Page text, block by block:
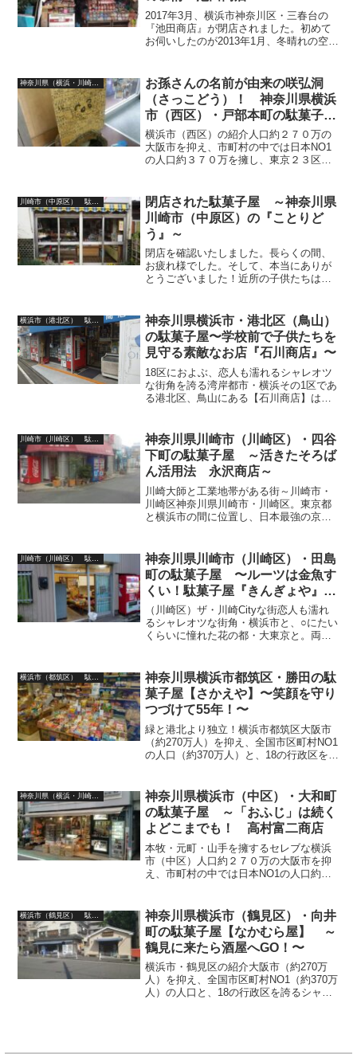
2017年3月、横浜市神奈川区・三春台の
『池田商店』が閉店されました。初めて
お伺いしたのが2013年1月、冬晴れの空気
しょ？（笑）』まず労いの言葉を掛けて
くださったおじ...
お孫さんの名前が由来の咲弘洞
（さっこどう）！ 神奈川県横浜
市（西区）・戸部本町の駄菓子
屋
横浜市（西区）の紹介人口約２７０万の
大阪市を抑え、市町村の中では日本NO1
の人口約３７０万を擁し、東京２３区に
描くイメージ通りのヨコハマ（＋中区で
パーペキです！）。ＪＲ...
閉店された駄菓子屋 ～神奈川県
川崎市（中原区）の『ことりど
う』～
閉店を確認いたしました。長らくの間、
お疲れ様でした。そして、本当にありが
とうございました！近所の子供たちはも
名店でしたね『ことりどう』のおじちゃ
ん・おばちゃんへのリスペ...
横浜市（港北区） 駄菓子屋
神奈川県横浜市・港北区（鳥山）
の駄菓子屋〜学校前で子供たちを
見守る素敵なお店『石川商店』〜
18区におよぶ、恋人も濡れるシャレオツ
な街角を誇る湾岸都市・横浜その1区であ
る港北区、鳥山にある【石川商店】は小
ブログ内の関連記事は下記より⏬️横浜
市・川崎市の駄菓子屋...
川崎市（川崎区） 駄菓子屋
神奈川県川崎市（川崎区）・四谷
下町の駄菓子屋 ～活きたそろば
ん活用法 永沢商店～
川崎大師と工業地帯がある街～川崎市・
川崎区神奈川県川崎市・川崎区。東京都
と横浜市の間に位置し、日本最強の京浜
宮前区・幸区・多摩区・麻生区・中原
区）の中核を担う街。海...
神奈川県川崎市（川崎区）・田島
町の駄菓子屋 〜ルーツは金魚す
くい！駄菓子屋『きんぎょや』再
訪録〜
（川崎区）ザ・川崎Cityな街恋人も濡れ
るシャレオツな街角・横浜市と、○にたい
くらいに憧れた花の都・大東京と。両隣
特の輝きをスパークさせ続ける神奈川県
下ナ...
横浜市（都筑区） 駄菓子屋
神奈川県横浜市都筑区・勝田の駄
菓子屋【さかえや】〜笑顔を守り
つづけて55年！〜
緑と港北より独立！横浜市都筑区大阪市
（約270万人）を抑え、全国市区町村NO1
の人口（約370万人）と、18の行政区を誇
【都筑郡】の名跡と、新たなる【都を筑
く（築く）】...
神奈川県（横浜・川崎）駄菓子屋
神奈川県横浜市（中区）・大和町
の駄菓子屋 ～「おふじ」は続く
よどこまでも！ 高村富二商店
本牧・元町・山手を擁するセレブな横浜
市（中区）人口約２７０万の大阪市を抑
え、市町村の中では日本NO1の人口約３
区は、国内外の観光客が思い描くイメー
ジ通りのヨコハマ（＋西...
神奈川県横浜市（鶴見区）・向井
町の駄菓子屋【なかむら屋】 ～
鶴見に来たら酒屋へGO！〜
横浜市・鶴見区の紹介大阪市（約270万
人）を抑え、全国市区町村NO1（約370万
人）の人口と、18の行政区を誇るシャレ